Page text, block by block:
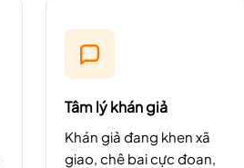
Tâm lý khán giả
Khán giả đang khen xã
giao, chê bai cực đoan,